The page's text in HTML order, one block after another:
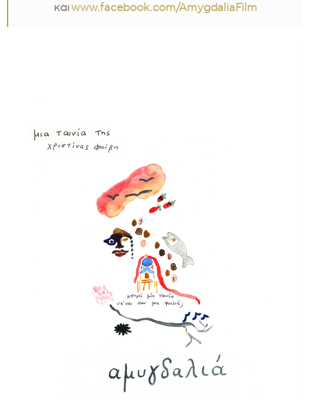
καιwww.facebook.com/AmygdaliaFilm